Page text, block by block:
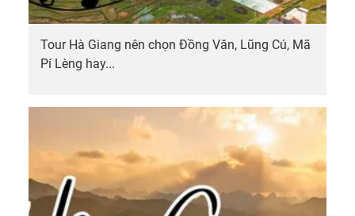
Tour Hà Giang nên chọn Đồng Văn, Lũng Cú, Mã
Pí Lèng hay...